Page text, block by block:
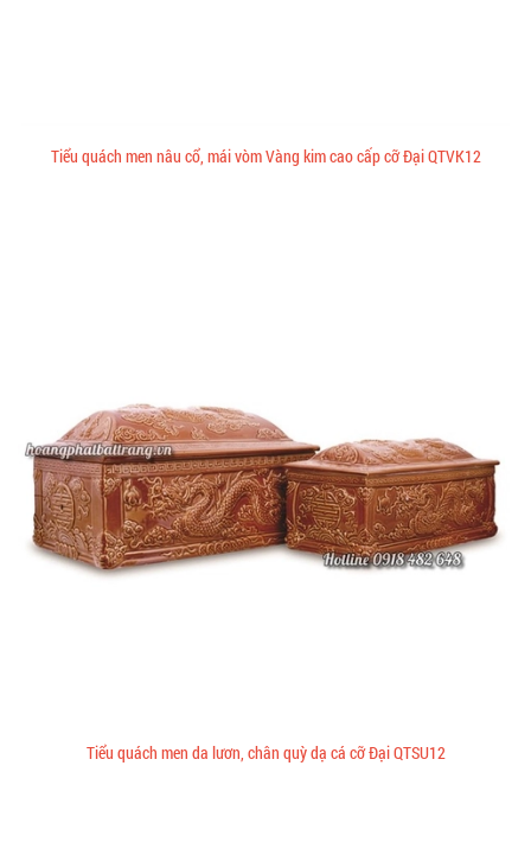
Tiểu quách men nâu cổ, mái vòm Vàng kim cao cấp cỡ Đại QTVK12
Tiểu quách men da lươn, chân quỳ dạ cá cỡ Đại QTSU12